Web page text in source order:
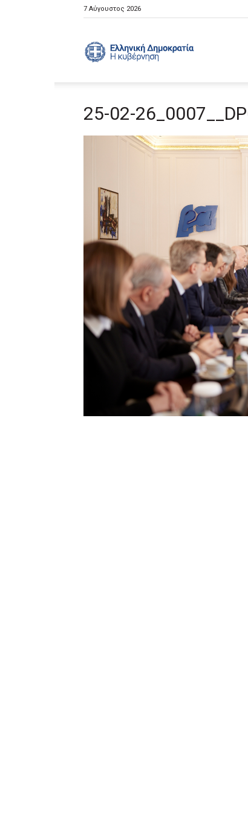
7 Αύγουστος 2026
Κυβέρνηση
25-02-